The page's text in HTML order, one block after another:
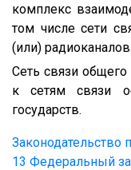
комплекс
том числе сети
(или) радиоканалов.
Сеть связи
к сетям связи
государств.
Законодательство
13 Федеральный